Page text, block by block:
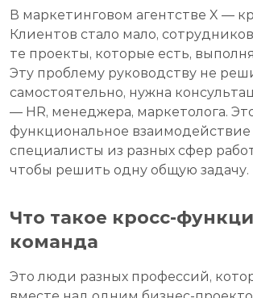
В маркетинговом агентстве X —
Клиентов стало мало, сотрудников
те проекты, которые есть,
Эту проблему руководству не
самостоятельно, нужна
— HR, менеджера, маркетолога.
функциональное
специалисты из разных сфер
чтобы решить одну общую задачу.
Что такое кросс-
команда
Это люди разных профессий,